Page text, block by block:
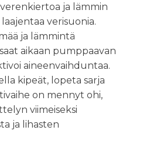
ja lämmin
verisuonia.
ja lämmintä
aikaan pumppaavan
aineenvaihduntaa.
kipeät, lopeta sarja
on mennyt ohi,
viimeiseksi
ja lihasten